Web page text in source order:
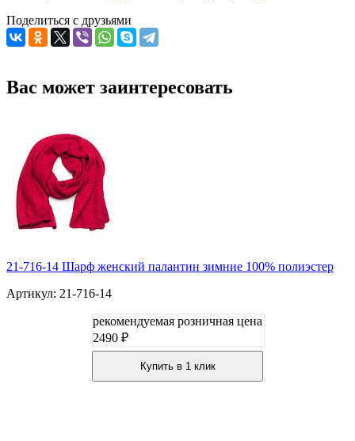
Поделиться с друзьями
Вас может заинтересовать
21-716-14 Шарф женский палантин зимние 100% полиэстер
Артикул: 21-716-14
рекомендуемая розничная цена
2490 ₽
Купить в 1 клик